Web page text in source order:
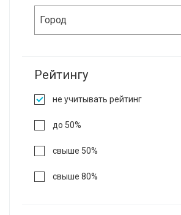
Город
Рейтингу
не учитывать рейтинг
до 50%
свыше 50%
свыше 80%